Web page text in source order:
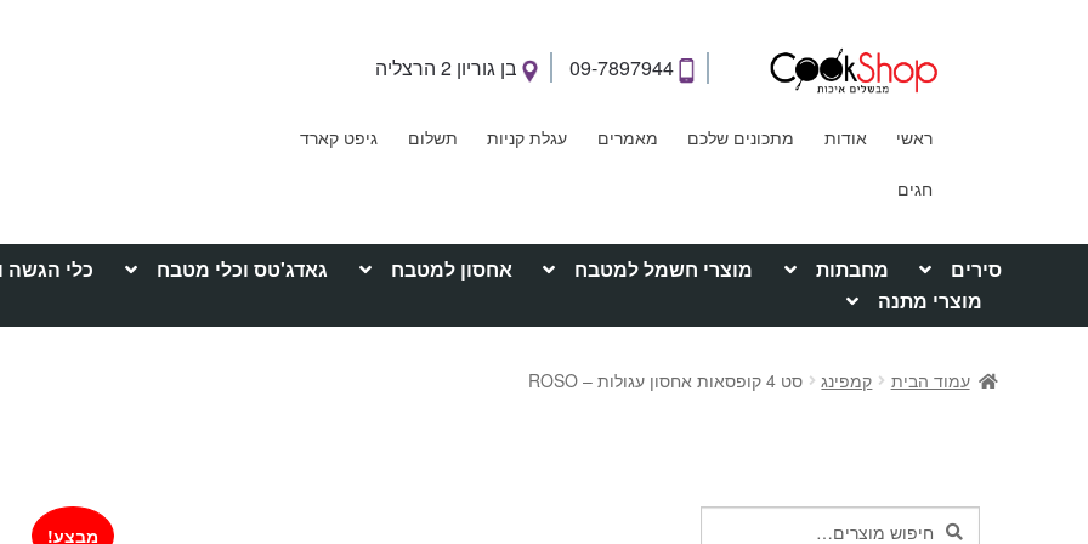
09-7897944 בן גוריון 2 הרצליה
ראשי אודות מתכונים שלכם מאמרים עגלת קניות תשלום גיפט קארד
חגים
סירים מחבתות מוצרי חשמל למטבח אחסון למטבח גאדג'טס וכלי מטבח כלי הגשה
מוצרי מתנה
עמוד הבית קמפינג סט 4 קופסאות אחסון עגולות – ROSO
מבצע!
חיפושחיפוש